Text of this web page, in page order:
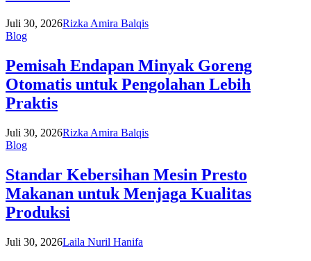
Juli 30, 2026Rizka Amira Balqis
Blog
Pemisah Endapan Minyak Goreng
Otomatis untuk Pengolahan Lebih
Praktis
Juli 30, 2026Rizka Amira Balqis
Blog
Standar Kebersihan Mesin Presto
Makanan untuk Menjaga Kualitas
Produksi
Juli 30, 2026Laila Nuril Hanifa